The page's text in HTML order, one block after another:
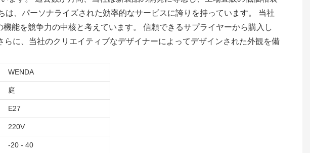
、パーソナライズされた効率的なサービスに誇りを持っています。 当社
能を競争力の中核と考えています。 信頼できるサプライヤーから購入し
に、当社のクリエイティブなデザイナーによってデザインされた外観を備
WENDA
庭
E27
220V
-20 - 40